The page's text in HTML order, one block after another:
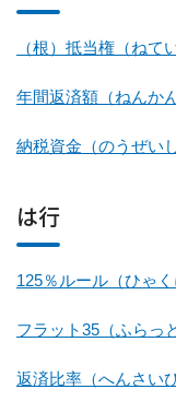
（根）抵当権（ねて
年間返済額（ねんか
納税資金（のうぜい
は行
125％ルール（ひゃ
フラット35（ふらっ
返済比率（へんさい